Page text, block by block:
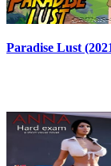
Paradise Lust